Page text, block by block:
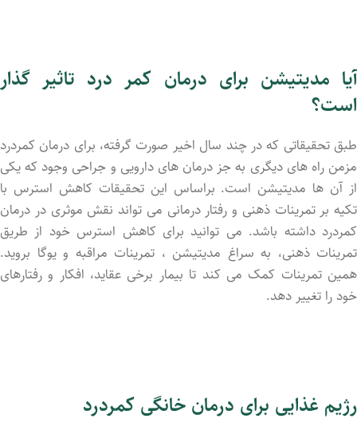
آیا مدیتیشن برای درمان کمر درد تاثیر گذار
است؟
طبق تحقیقاتی که در چند سال اخیر صورت گرفته، برای درمان کمردرد
مزمن راه های دیگری به جز درمان های دارویی و جراحی وجود که یکی
از آن ها مدیتیشن است. براساس این تحقیقات کاهش استرس با
تکیه بر تمرینات ذهنی و رفتار درمانی می تواند نقش موثری در درمان
کمردرد داشته باشد. می توانید برای کاهش استرس خود از طریق
تمرینات ذهنی، به سراغ مدیتیشن ، تمرینات مراقبه و یوگا بروید.
همین تمرینات کمک می کند تا بیمار برخی عقاید، افکار و رفتارهای
خود را تغییر دهد.
رژیم غذایی برای درمان خانگی کمردرد